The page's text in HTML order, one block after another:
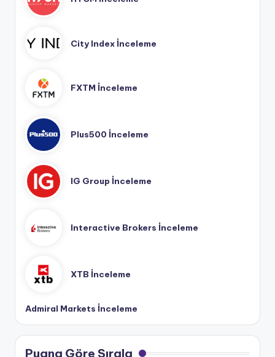
City Index İnceleme
FXTM İnceleme
Plus500 İnceleme
IG Group İnceleme
Interactive Brokers İnceleme
XTB İnceleme
Admiral Markets İnceleme
Puana Göre Sırala